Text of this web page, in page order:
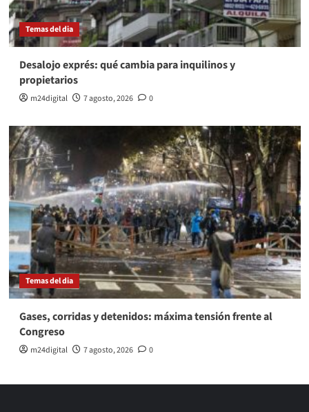
Temas del dia
Desalojo exprés: qué cambia para inquilinos y
propietarios
m24digital 7 agosto, 2026 0
Temas del dia
Gases, corridas y detenidos: máxima tensión frente al
Congreso
m24digital 7 agosto, 2026 0